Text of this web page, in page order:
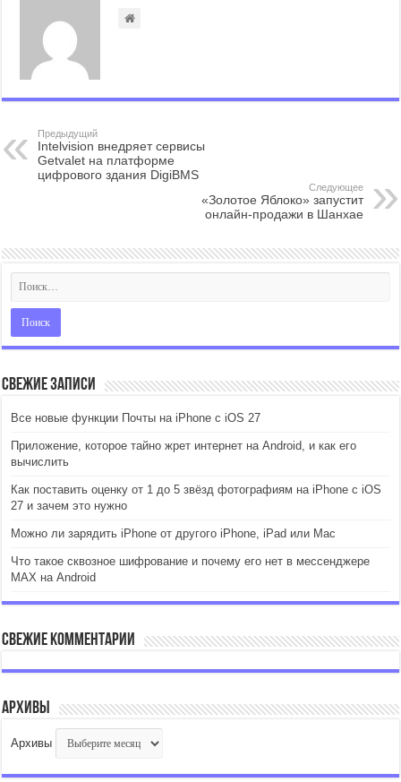
Предыдущий
Intelvision внедряет сервисы
Getvalet на платформе
цифрового здания DigiBMS
Следующее
«Золотое Яблоко» запустит
онлайн-продажи в Шанхае
Свежие записи
Все новые функции Почты на iPhone с iOS 27
Приложение, которое тайно жрет интернет на Android, и как его
вычислить
Как поставить оценку от 1 до 5 звёзд фотографиям на iPhone с iOS
27 и зачем это нужно
Можно ли зарядить iPhone от другого iPhone, iPad или Mac
Что такое сквозное шифрование и почему его нет в мессенджере
MAX на Android
Свежие комментарии
Архивы
Архивы